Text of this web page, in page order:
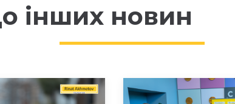
інших новин